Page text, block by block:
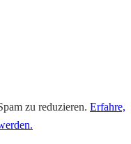
zu reduzieren. Erfahre,